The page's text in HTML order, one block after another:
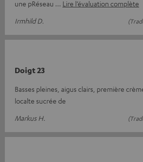
une pRéseau
Lire l’évaluation complète
Irmhild D.
Doigt 23
Basses pleines, aigus clairs, première
localte sucrée de
Markus H.